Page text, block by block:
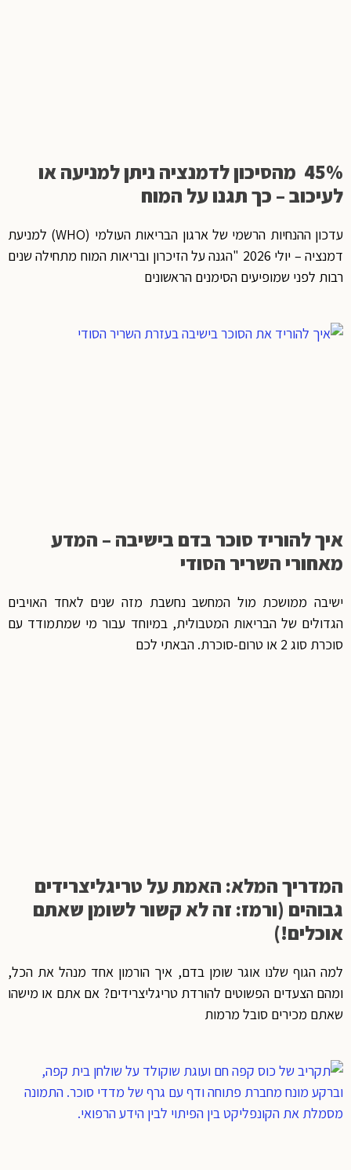
45% מהסיכון לדמנציה ניתן למניעה או
לעיכוב – כך תגנו על המוח
עדכון ההנחיות הרשמי של ארגון הבריאות העולמי (WHO) למניעת
דמנציה – יולי 2026 "הגנה על הזיכרון ובריאות המוח מתחילה שנים
רבות לפני שמופיעים הסימנים הראשונים
איך להוריד סוכר בדם בישיבה – המדע
מאחורי השריר הסודי
ישיבה ממושכת מול המחשב נחשבת מזה שנים לאחד האויבים
הגדולים של הבריאות המטבולית, במיוחד עבור מי שמתמודד עם
סוכרת סוג 2 או טרום-סוכרת. הבאתי לכם
המדריך המלא: האמת על טריגליצרידים
גבוהים (ורמז: זה לא קשור לשומן שאתם
אוכלים!)
למה הגוף שלנו אוגר שומן בדם, איך הורמון אחד מנהל את הכל,
ומהם הצעדים הפשוטים להורדת טריגליצרידים? אם אתם או מישהו
שאתם מכירים סובל מרמות